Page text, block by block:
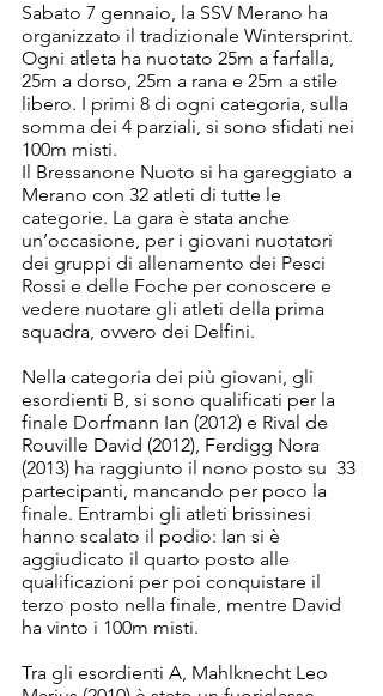
Sabato 7 gennaio, la SSV Merano ha
organizzato il tradizionale Wintersprint.
Ogni atleta ha nuotato 25m a farfalla,
25m a dorso, 25m a rana e 25m a stile
libero. I primi 8 di ogni categoria, sulla
somma dei 4 parziali, si sono sfidati nei
100m misti.
Il Bressanone Nuoto si ha gareggiato a
Merano con 32 atleti di tutte le
categorie. La gara è stata anche
un’occasione, per i giovani nuotatori
dei gruppi di allenamento dei Pesci
Rossi e delle Foche per conoscere e
vedere nuotare gli atleti della prima
squadra, ovvero dei Delfini.
Nella categoria dei più giovani, gli
esordienti B, si sono qualificati per la
finale Dorfmann Ian (2012) e Rival de
Rouville David (2012), Ferdigg Nora
(2013) ha raggiunto il nono posto su  33
partecipanti, mancando per poco la
finale. Entrambi gli atleti brissinesi
hanno scalato il podio: Ian si è
aggiudicato il quarto posto alle
qualificazioni per poi conquistare il
terzo posto nella finale, mentre David
ha vinto i 100m misti.
Tra gli esordienti A, Mahlknecht Leo